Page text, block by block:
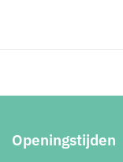
Openingstijden